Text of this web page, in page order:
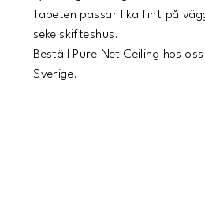
Tapeten passar lika fint på
sekelskifteshus.
Beställ Pure Net Ceiling hos
Sverige.